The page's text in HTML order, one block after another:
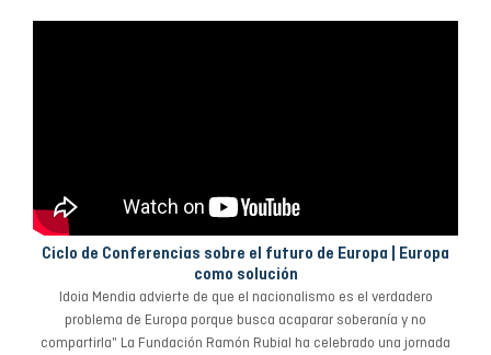
Ciclo de Conferencias sobre el futuro de Europa | Europa
como solución
Idoia Mendia advierte de que el nacionalismo es el verdadero
problema de Europa porque busca acaparar soberanía y no
compartirla" La Fundación Ramón Rubial ha celebrado una jornada